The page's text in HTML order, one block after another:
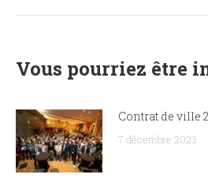
:
Vous pourriez être
Contrat de ville
7 décembre 2023